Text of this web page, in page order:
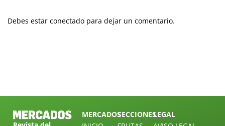
Debes estar conectado para dejar un comentario.
MERCADOSSECCIONESLEGAL